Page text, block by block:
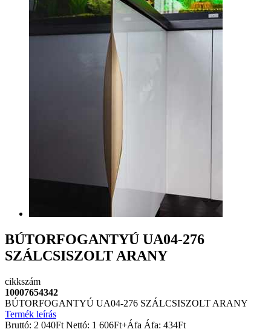
BÚTORFOGANTYÚ UA04-276
SZÁLCSISZOLT ARANY
cikkszám
10007654342
BÚTORFOGANTYÚ UA04-276 SZÁLCSISZOLT ARANY
Termék leírás
Bruttó: 2 040Ft Nettó: 1 606Ft+Áfa Áfa: 434Ft